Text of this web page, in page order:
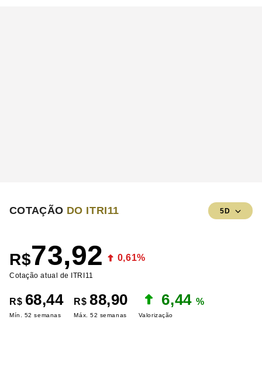
COTAÇÃO DO ITRI11 5D
R$73,92 0,61%
Cotação atual de ITRI11
R$ 68,44
Mín. 52 semanas
R$ 88,90
Máx. 52 semanas
6,44%
Valorização